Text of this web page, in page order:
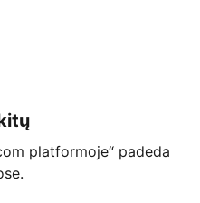
platformoje“ padeda